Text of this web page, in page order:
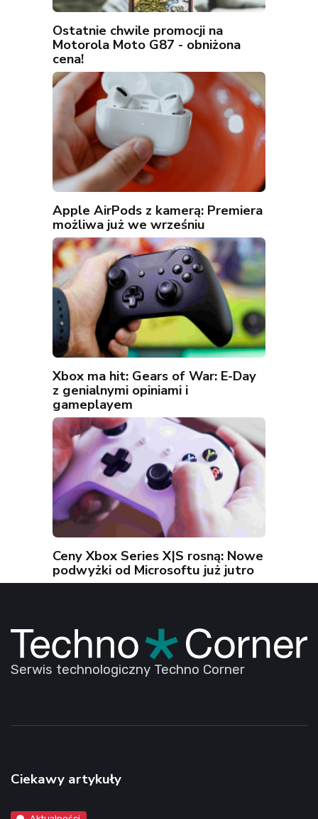
Ostatnie chwile promocji na
Motorola Moto G87 - obniżona
cena!
Apple AirPods z kamerą: Premiera
możliwa już we wrześniu
Xbox ma hit: Gears of War: E-Day
z genialnymi opiniami i
gameplayem
Ceny Xbox Series X|S rosną: Nowe
podwyżki od Microsoftu już jutro
Serwis technologiczny Techno Corner
Ciekawy artykuły